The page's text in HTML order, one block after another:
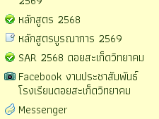
หลักสูตร 2568
หลักสูตรบูรณาการ 2569
SAR 2568 ดอยสะเก็ดวิทยาคม
Facebook งานประชาสัมพันธ์
โรงเรียนดอยสะเก็ดวิทยาคม
Messenger